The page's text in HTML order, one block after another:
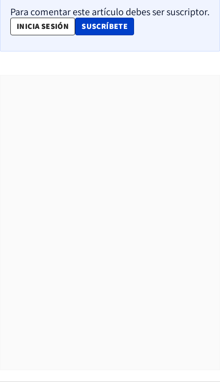
Para comentar este artículo debes ser suscriptor.
INICIA SESIÓN SUSCRÍBETE
OPENS IN NEW WINDOW